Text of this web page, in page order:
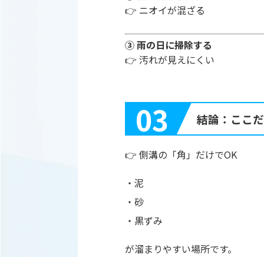
👉 ニオイが混ざる
③ 雨の日に掃除する
👉 汚れが見えにくい
03 結論：ここ
👉 側溝の「角」だけでOK
・泥
・砂
・黒ずみ
が溜まりやすい場所です。